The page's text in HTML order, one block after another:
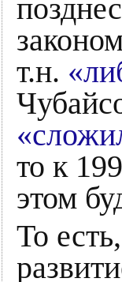
т.н.
то к
этом
То